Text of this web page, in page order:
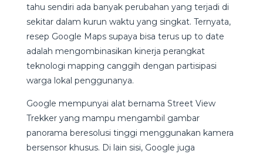
tahu sendiri ada banyak perubahan yang terjadi di
sekitar dalam kurun waktu yang singkat. Ternyata,
resep Google Maps supaya bisa terus up to date
adalah mengombinasikan kinerja perangkat
teknologi mapping canggih dengan partisipasi
warga lokal penggunanya.
Google mempunyai alat bernama Street View
Trekker yang mampu mengambil gambar
panorama beresolusi tinggi menggunakan kamera
bersensor khusus. Di lain sisi, Google juga